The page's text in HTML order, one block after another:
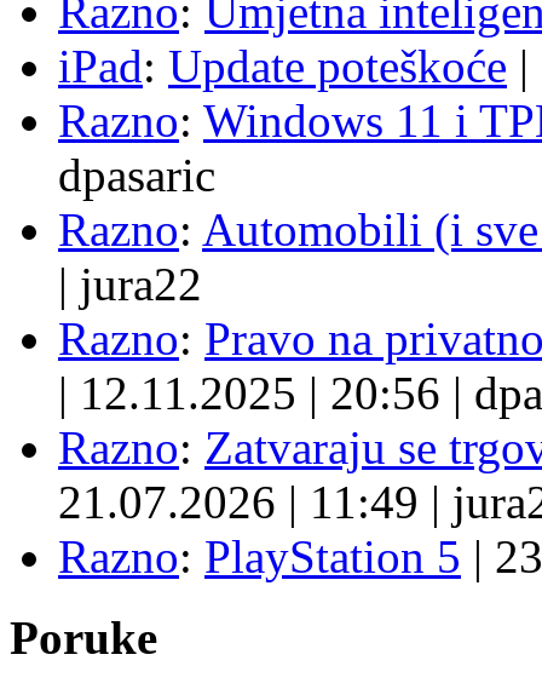
Razno: Umjetna
iPad: Update poteškoće |
Razno: Windows 11 i
dpasaric
Razno: Automobili (i
| jura22
Razno: Pravo na
| 12.11.2025 | 20:56 |
Razno: Zatvaraju se
21.07.2026 | 11:49 |
Razno: PlayStation 5 |
Poruke